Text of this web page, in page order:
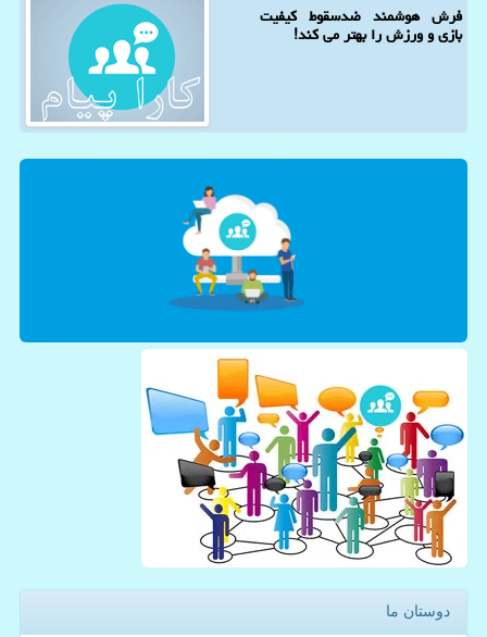
فرش هوشمند ضدسقوط كیفیت
بازی و ورزش را بهتر می كند!
دوستان ما